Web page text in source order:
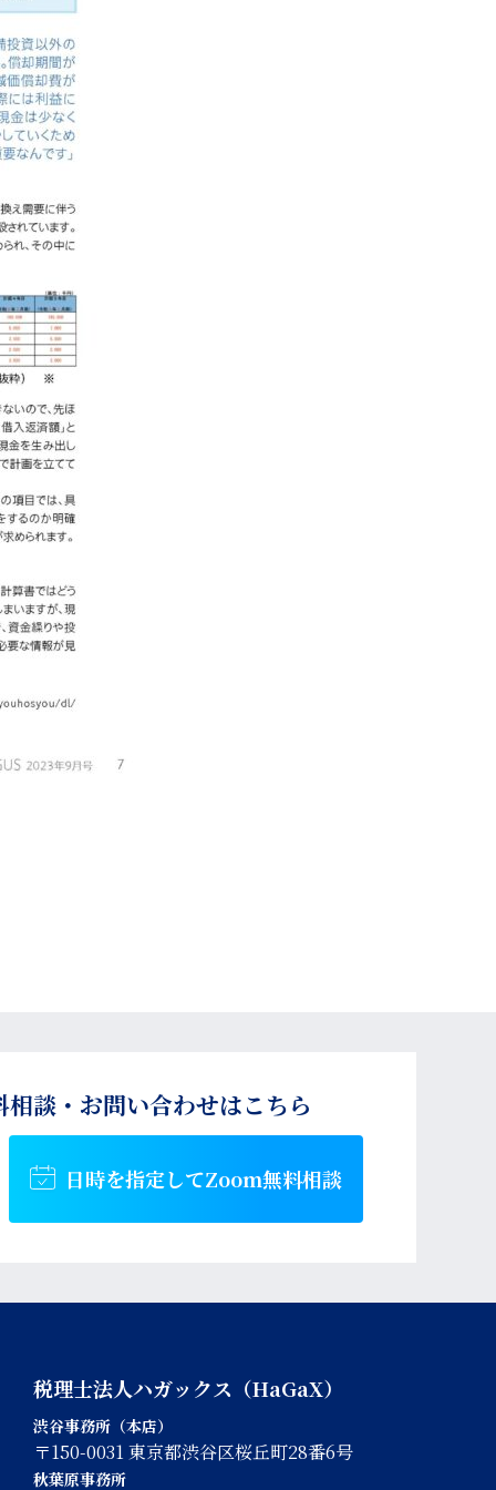
相談・お問い合わせはこちら
日時を指定してZoom無料相談
税理士法人ハガックス（HaGaX）
渋谷事務所（本店）
〒150-0031 東京都渋谷区桜丘町28番6号
秋葉原事務所